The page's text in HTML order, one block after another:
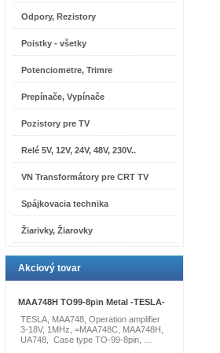
Odpory, Rezistory
Poistky - všetky
Potenciometre, Trimre
Prepínače, Vypínače
Pozistory pre TV
Relé 5V, 12V, 24V, 48V, 230V..
VN Transformátory pre CRT TV
Spájkovacia technika
Žiarivky, Žiarovky
Akciový tovar
MAA748H TO99-8pin Metal -TESLA-
TESLA, MAA748, Operation amplifier
3-18V, 1MHz, =MAA748C, MAA748H,
UA748, Case type TO-99-8pin, …